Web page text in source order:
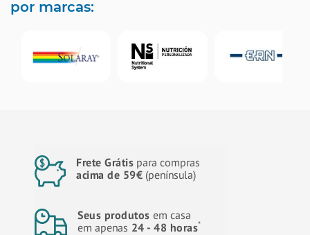
por marcas:
Frete Grátis para compras
acima de 59€ (península)
Seus produtos em casa
em apenas 24 - 48 horas*